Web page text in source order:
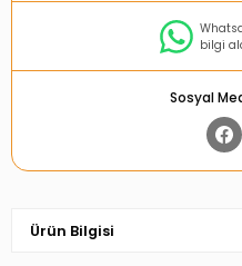
bilgi
Sosyal
Ürün Bilgisi